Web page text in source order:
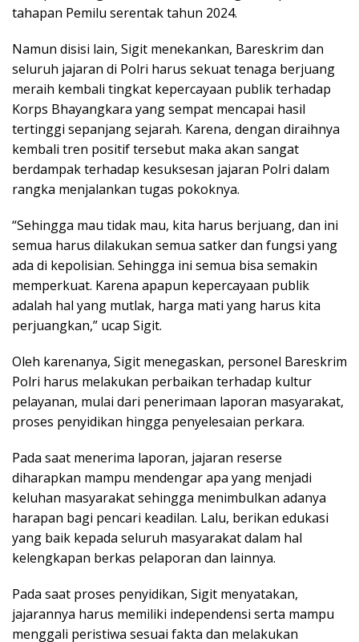
tahapan Pemilu serentak tahun 2024.
Namun disisi lain, Sigit menekankan, Bareskrim dan
seluruh jajaran di Polri harus sekuat tenaga berjuang
meraih kembali tingkat kepercayaan publik terhadap
Korps Bhayangkara yang sempat mencapai hasil
tertinggi sepanjang sejarah. Karena, dengan diraihnya
kembali tren positif tersebut maka akan sangat
berdampak terhadap kesuksesan jajaran Polri dalam
rangka menjalankan tugas pokoknya.
“Sehingga mau tidak mau, kita harus berjuang, dan ini
semua harus dilakukan semua satker dan fungsi yang
ada di kepolisian. Sehingga ini semua bisa semakin
memperkuat. Karena apapun kepercayaan publik
adalah hal yang mutlak, harga mati yang harus kita
perjuangkan,” ucap Sigit.
Oleh karenanya, Sigit menegaskan, personel Bareskrim
Polri harus melakukan perbaikan terhadap kultur
pelayanan, mulai dari penerimaan laporan masyarakat,
proses penyidikan hingga penyelesaian perkara.
Pada saat menerima laporan, jajaran reserse
diharapkan mampu mendengar apa yang menjadi
keluhan masyarakat sehingga menimbulkan adanya
harapan bagi pencari keadilan. Lalu, berikan edukasi
yang baik kepada seluruh masyarakat dalam hal
kelengkapan berkas pelaporan dan lainnya.
Pada saat proses penyidikan, Sigit menyatakan,
jajarannya harus memiliki independensi serta mampu
menggali peristiwa sesuai fakta dan melakukan